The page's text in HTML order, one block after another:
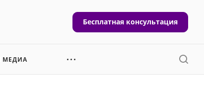
Бесплатная консультация
МЕДИА